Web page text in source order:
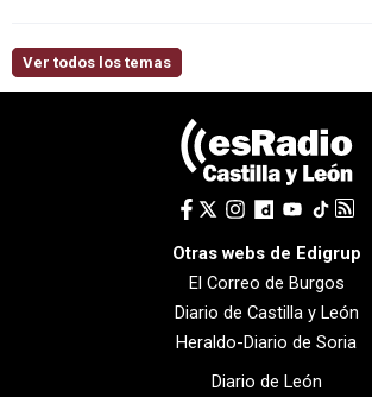
Ver todos los temas
Otras webs de Edigrup
El Correo de Burgos
Diario de Castilla y León
Heraldo-Diario de Soria
Diario de León